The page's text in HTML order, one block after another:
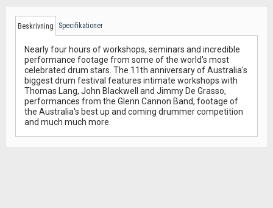
Beskrivning Specifikationer
Nearly four hours of workshops, seminars and incredible
performance footage from some of the world's most
celebrated drum stars. The 11th anniversary of Australia's
biggest drum festival features intimate workshops with
Thomas Lang, John Blackwell and Jimmy De Grasso,
performances from the Glenn Cannon Band, footage of
the Australia's best up and coming drummer competition
and much much more.